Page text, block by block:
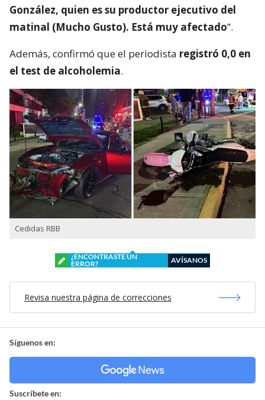
González, quien es su productor ejecutivo del
matinal (Mucho Gusto). Está muy afectado”.
Además, confirmó que el periodista registró 0,0 en
el test de alcoholemia.
Cedidas RBB
¿ENCONTRASTE UN
ERROR?
AVÍSANOS
Revisa nuestra página de correcciones
Síguenos en:
Suscríbete en: